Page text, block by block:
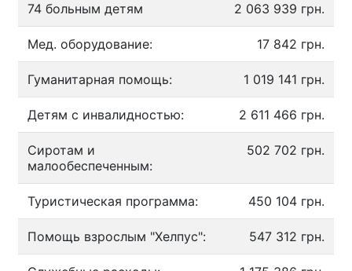
74 больным детям 2 063 939 грн.
Мед. оборудование: 17 842 грн.
Гуманитарная помощь: 1 019 141 грн.
Детям с инвалидностью: 2 611 466 грн.
Сиротам и
малообеспеченным:
502 702 грн.
Туристическая программа: 450 104 грн.
Помощь взрослым "Хелпус": 547 312 грн.